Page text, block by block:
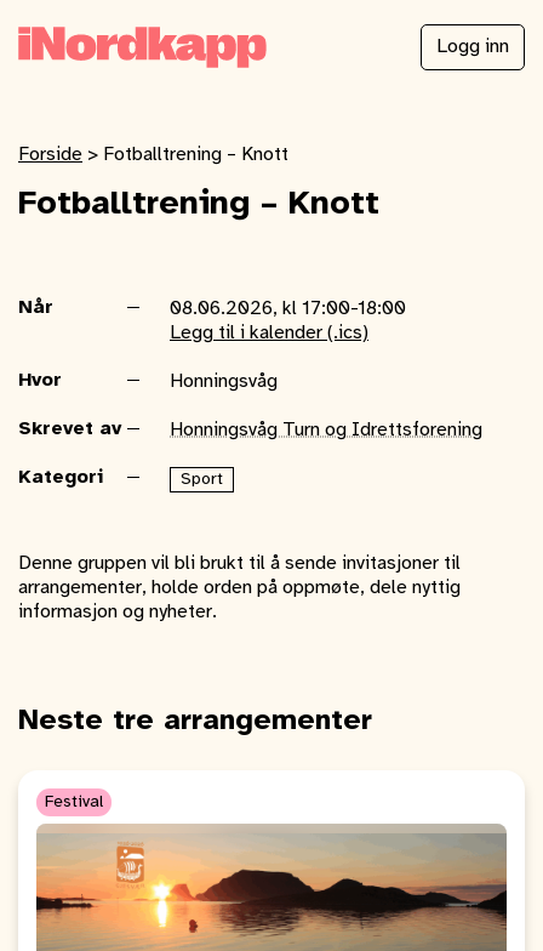
Logg inn
Forside > Fotballtrening – Knott
Fotballtrening – Knott
Når
08.06.2026, kl 17:00-18:00
Legg til i kalender (.ics)
Hvor Honningsvåg
Skrevet av Honningsvåg Turn og Idrettsforening
Kategori Sport
Denne gruppen vil bli brukt til å sende invitasjoner til
arrangementer, holde orden på oppmøte, dele nyttig
informasjon og nyheter.
Neste tre arrangementer
Festival